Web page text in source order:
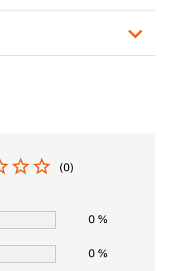
(0)
0 %
0 %